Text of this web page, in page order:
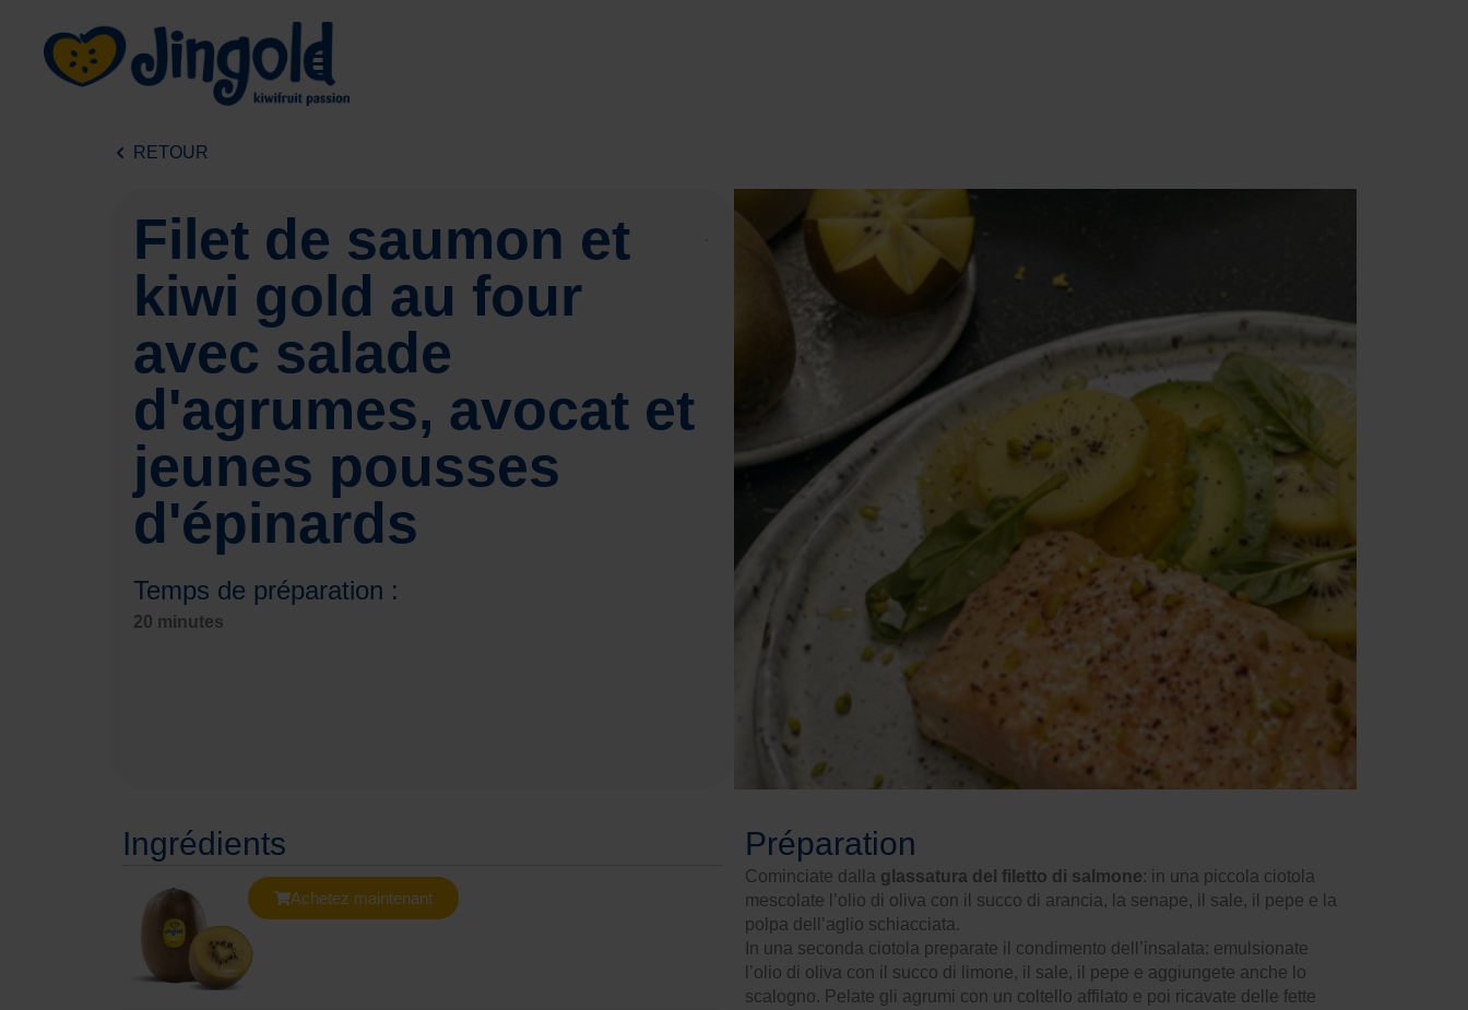
content
RETOUR
Filet de saumon et
kiwi gold au four
avec salade
d'agrumes, avocat et
jeunes pousses
d'épinards
Temps de préparation :
20 minutes
Ingrédients
Achetez maintenant
Préparation
Cominciate dalla glassatura del filetto di salmone: in una piccola ciotola
mescolate l’olio di oliva con il succo di arancia, la senape, il sale, il pepe e la
polpa dell’aglio schiacciata.
In una seconda ciotola preparate il condimento dell’insalata: emulsionate
l’olio di oliva con il succo di limone, il sale, il pepe e aggiungete anche lo
scalogno. Pelate gli agrumi con un coltello affilato e poi ricavate delle fette